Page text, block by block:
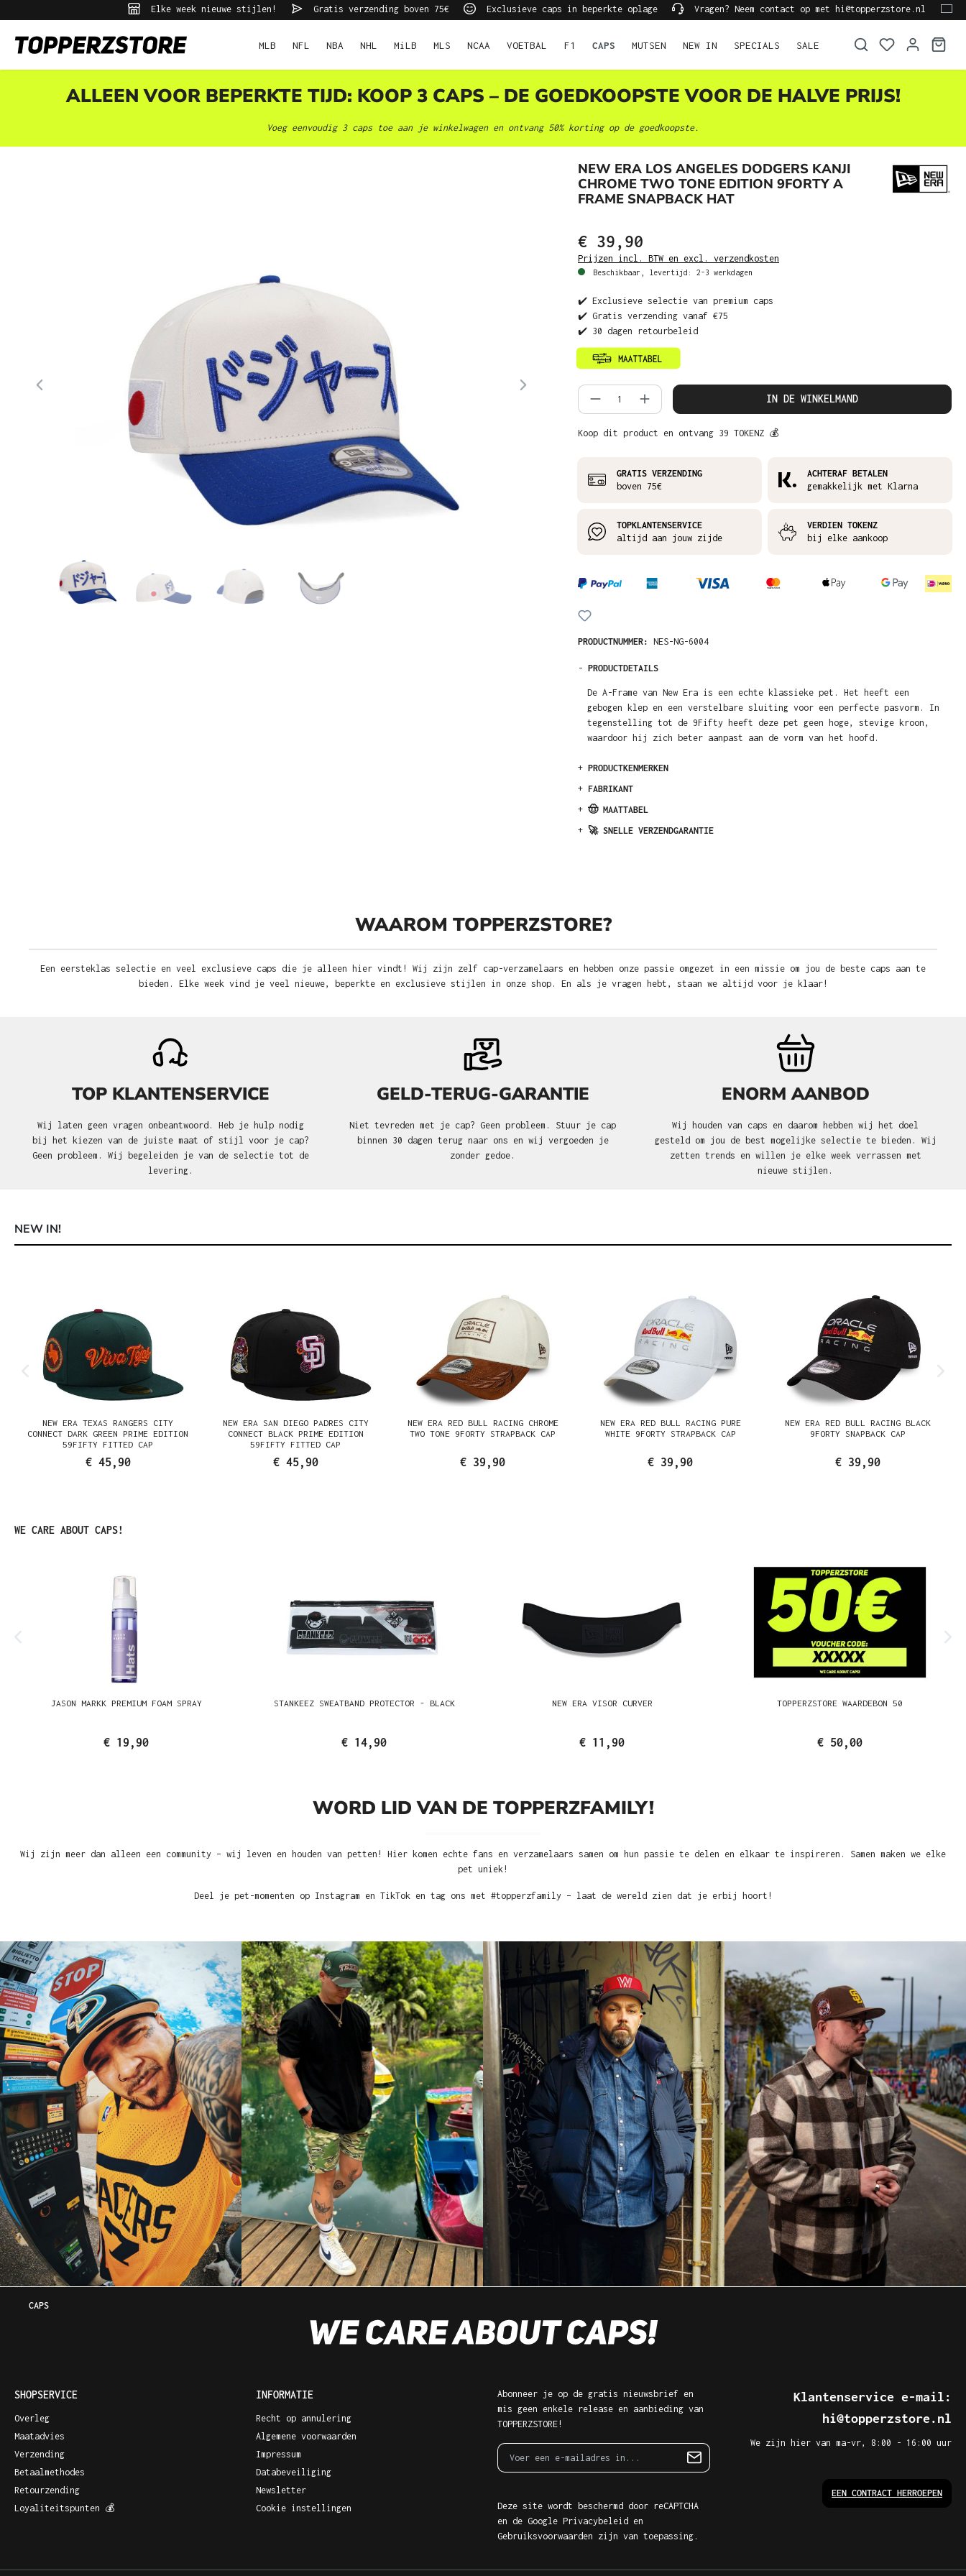
Ga naar de hoofdnavigatie
Elke week nieuwe stijlen! Gratis verzending boven 75€ Exclusieve caps in beperkte oplage Vragen? Neem contact op met hi@topperzstore.nl
MLB NFL NBA NHL MiLB MLS NCAA VOETBAL F1 CAPS MUTSEN NEW IN SPECIALS SALE
ALLEEN VOOR BEPERKTE TIJD: KOOP 3 CAPS – DE GOEDKOOPSTE VOOR DE HALVE PRIJS!
Voeg eenvoudig 3 caps toe aan je winkelwagen en ontvang 50% korting op de goedkoopste.
NEW ERA LOS ANGELES DODGERS KANJI
CHROME TWO TONE EDITION 9FORTY A
FRAME SNAPBACK HAT
€ 39,90
Prijzen incl. BTW en excl. verzendkosten
Beschikbaar, levertijd: 2-3 werkdagen
✔️ Exclusieve selectie van premium caps
✔️ Gratis verzending vanaf €75
✔️ 30 dagen retourbeleid
Producthoeveelheid: Voer de gewenste
IN DE WINKELMAND
Koop dit product en ontvang 39 TOKENZ 💰
GRATIS VERZENDING
boven 75€
ACHTERAF BETALEN
gemakkelijk met Klarna
TOPKLANTENSERVICE
altijd aan jouw zijde
VERDIEN TOKENZ
bij elke aankoop
PRODUCTNUMMER: NES-NG-6004
- PRODUCTDETAILS
De A-Frame van New Era is een echte klassieke pet. Het heeft een
gebogen klep en een verstelbare sluiting voor een perfecte pasvorm. In
tegenstelling tot de 9Fifty heeft deze pet geen hoge, stevige kroon,
waardoor hij zich beter aanpast aan de vorm van het hoofd.
+ PRODUCTKENMERKEN
+ FABRIKANT
+ 🤠 MAATTABEL
+ 🚀 SNELLE VERZENDGARANTIE
WAAROM TOPPERZSTORE?
Een eersteklas selectie en veel exclusieve caps die je alleen hier vindt! Wij zijn zelf cap-verzamelaars en hebben onze passie omgezet in een missie om jou de beste caps aan te
bieden. Elke week vind je veel nieuwe, beperkte en exclusieve stijlen in onze shop. En als je vragen hebt, staan we altijd voor je klaar!
TOP KLANTENSERVICE
Wij laten geen vragen onbeantwoord. Heb je hulp nodig
bij het kiezen van de juiste maat of stijl voor je cap?
Geen probleem. Wij begeleiden je van de selectie tot de
levering.
GELD-TERUG-GARANTIE
Niet tevreden met je cap? Geen probleem. Stuur je cap
binnen 30 dagen terug naar ons en wij vergoeden je
zonder gedoe.
ENORM AANBOD
Wij houden van caps en daarom hebben wij het doel
gesteld om jou de best mogelijke selectie te bieden. Wij
zetten trends en willen je elke week verrassen met
nieuwe stijlen.
NEW IN!
NEW ERA TEXAS RANGERS CITY
CONNECT DARK GREEN PRIME EDITION
59FIFTY FITTED CAP
€ 45,90
NEW ERA SAN DIEGO PADRES CITY
CONNECT BLACK PRIME EDITION
59FIFTY FITTED CAP
€ 45,90
NEW ERA RED BULL RACING CHROME
TWO TONE 9FORTY STRAPBACK CAP
€ 39,90
NEW ERA RED BULL RACING PURE
WHITE 9FORTY STRAPBACK CAP
€ 39,90
NEW ERA RED BULL RACING BLACK
9FORTY SNAPBACK CAP
€ 39,90
Productgalerij overslaan
WE CARE ABOUT CAPS!
JASON MARKK PREMIUM FOAM SPRAY
€ 19,90
STANKEEZ SWEATBAND PROTECTOR - BLACK
€ 14,90
NEW ERA VISOR CURVER
€ 11,90
TOPPERZSTORE WAARDEBON 50
€ 50,00
WORD LID VAN DE TOPPERZFAMILY!
Wij zijn meer dan alleen een community – wij leven en houden van petten! Hier komen echte fans en verzamelaars samen om hun passie te delen en elkaar te inspireren. Samen maken we elke
pet uniek!
Deel je pet-momenten op Instagram en TikTok en tag ons met #topperzfamily – laat de wereld zien dat je erbij hoort!
CAPS
SHOPSERVICE
Overleg
Maatadvies
Verzending
Betaalmethodes
Retourzending
Loyaliteitspunten 💰
INFORMATIE
Recht op annulering
Algemene voorwaarden
Impressum
Databeveiliging
Newsletter
Cookie instellingen
Abonneer je op de gratis nieuwsbrief en
mis geen enkele release en aanbieding van
TOPPERZSTORE!
Deze site wordt beschermd door reCAPTCHA
en de Google Privacybeleid en
Gebruiksvoorwaarden zijn van toepassing.
Klantenservice e-mail:
hi@topperzstore.nl
We zijn hier van ma-vr, 8:00 - 16:00 uur
EEN CONTRACT HERROEPEN